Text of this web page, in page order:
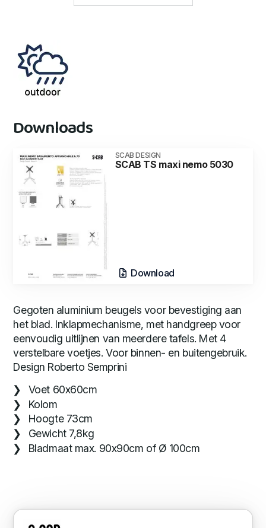
Downloads
SCAB DESIGN
SCAB TS maxi nemo 5030
Download
Gegoten aluminium beugels voor bevestiging aan
het blad. Inklapmechanisme, met handgreep voor
eenvoudig uitlijnen van meerdere tafels. Met 4
verstelbare voetjes. Voor binnen- en buitengebruik.
Design Roberto Semprini
Voet 60x60cm
Kolom
Hoogte 73cm
Gewicht 7,8kg
Bladmaat max. 90x90cm of Ø 100cm